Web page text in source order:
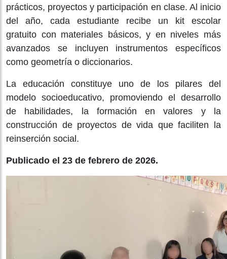
prácticos, proyectos y participación en clase. Al inicio
del año, cada estudiante recibe un kit escolar
gratuito con materiales básicos, y en niveles más
avanzados se incluyen instrumentos específicos
como geometría o diccionarios.
La educación constituye uno de los pilares del
modelo socioeducativo, promoviendo el desarrollo
de habilidades, la formación en valores y la
construcción de proyectos de vida que faciliten la
reinserción social.
Publicado el 23 de febrero de 2026.